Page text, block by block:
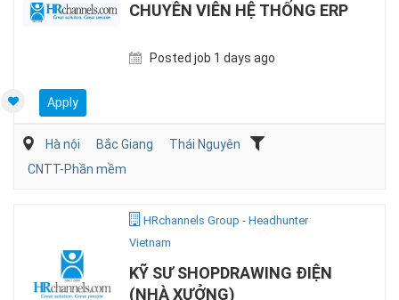
CHUYÊN VIÊN HỆ THỐNG ERP
Posted job 1 days ago
Apply
Hà nội Bắc Giang
Thái Nguyên
CNTT-Phần mềm
HRchannels Group - Headhunter
Vietnam
KỸ SƯ SHOPDRAWING ĐIỆN
(NHÀ XƯỞNG)